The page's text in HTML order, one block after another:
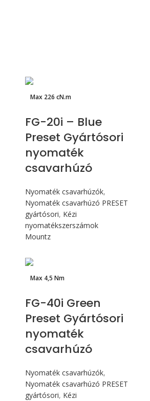
Max 226 cN.m
FG-20i – Blue
Preset Gyártósori
nyomaték
csavarhúzó
Nyomaték csavarhúzók,
Nyomaték csavarhúzó PRESET
gyártósori, Kézi
nyomatékszerszámok
Mountz
Max 4,5 Nm
FG-40i Green
Preset Gyártósori
nyomaték
csavarhúzó
Nyomaték csavarhúzók,
Nyomaték csavarhúzó PRESET
gyártósori, Kézi